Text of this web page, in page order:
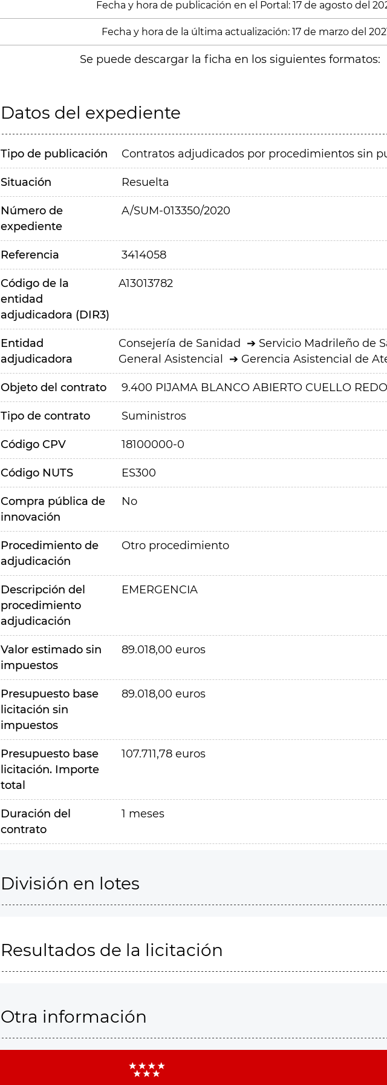
Fecha y hora de publicación en el Portal: 17 de agosto del
Fecha y hora de la última actualización: 17 de marzo del
Se puede descargar la ficha en los siguientes formatos:
Datos del expediente
Tipo de publicación Contratos adjudicados por procedimientos sin
Situación Resuelta
Número de
expediente
A/SUM-013350/2020
Referencia 3414058
Código de la
entidad
adjudicadora (DIR3)
A13013782
Entidad
adjudicadora
Consejería de Sanidad Servicio Madrileño de
General Asistencial
Gerencia Asistencial de
Objeto del contrato 9.400 PIJAMA BLANCO ABIERTO CUELLO
Tipo de contrato Suministros
Código CPV 18100000-0
Código NUTS ES300
Compra pública de
innovación
No
Procedimiento de
adjudicación
Otro procedimiento
Descripción del
procedimiento
adjudicación
EMERGENCIA
Valor estimado sin
impuestos
89.018,00 euros
Presupuesto base
licitación sin
impuestos
89.018,00 euros
Presupuesto base
licitación. Importe
total
107.711,78 euros
Duración del
contrato
1 meses
División en lotes
Resultados de la licitación
Otra información